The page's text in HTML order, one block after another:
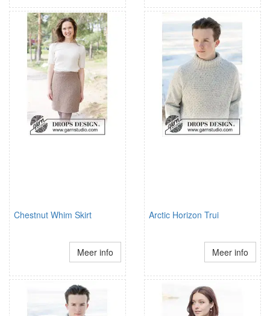
Chestnut Whim Skirt
Meer info
Arctic Horizon Trui
Meer info